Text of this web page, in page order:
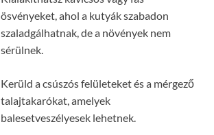
ösvényeket, ahol a kutyák szabadon
szaladgálhatnak, de a növények nem
sérülnek.
Kerüld a csúszós felületeket és a mérgező
talajtakarókat, amelyek
balesetveszélyesek lehetnek.